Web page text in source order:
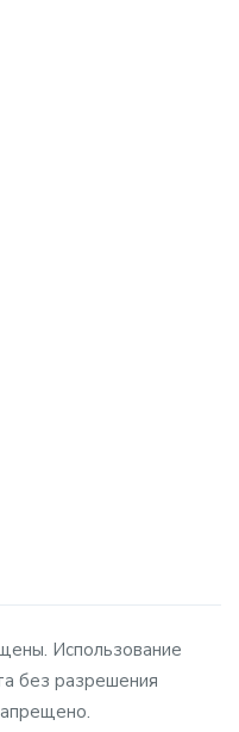
Использование
без разрешения